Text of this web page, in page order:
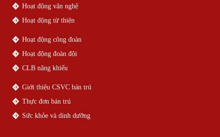
Hoạt động văn nghệ
Hoạt động từ thiện
Hoạt động công đoàn
Hoạt động đoàn đội
CLB năng khiếu
Giới thiệu CSVC bán trú
Thực đơn bán trú
Sức khỏe và dinh dưỡng